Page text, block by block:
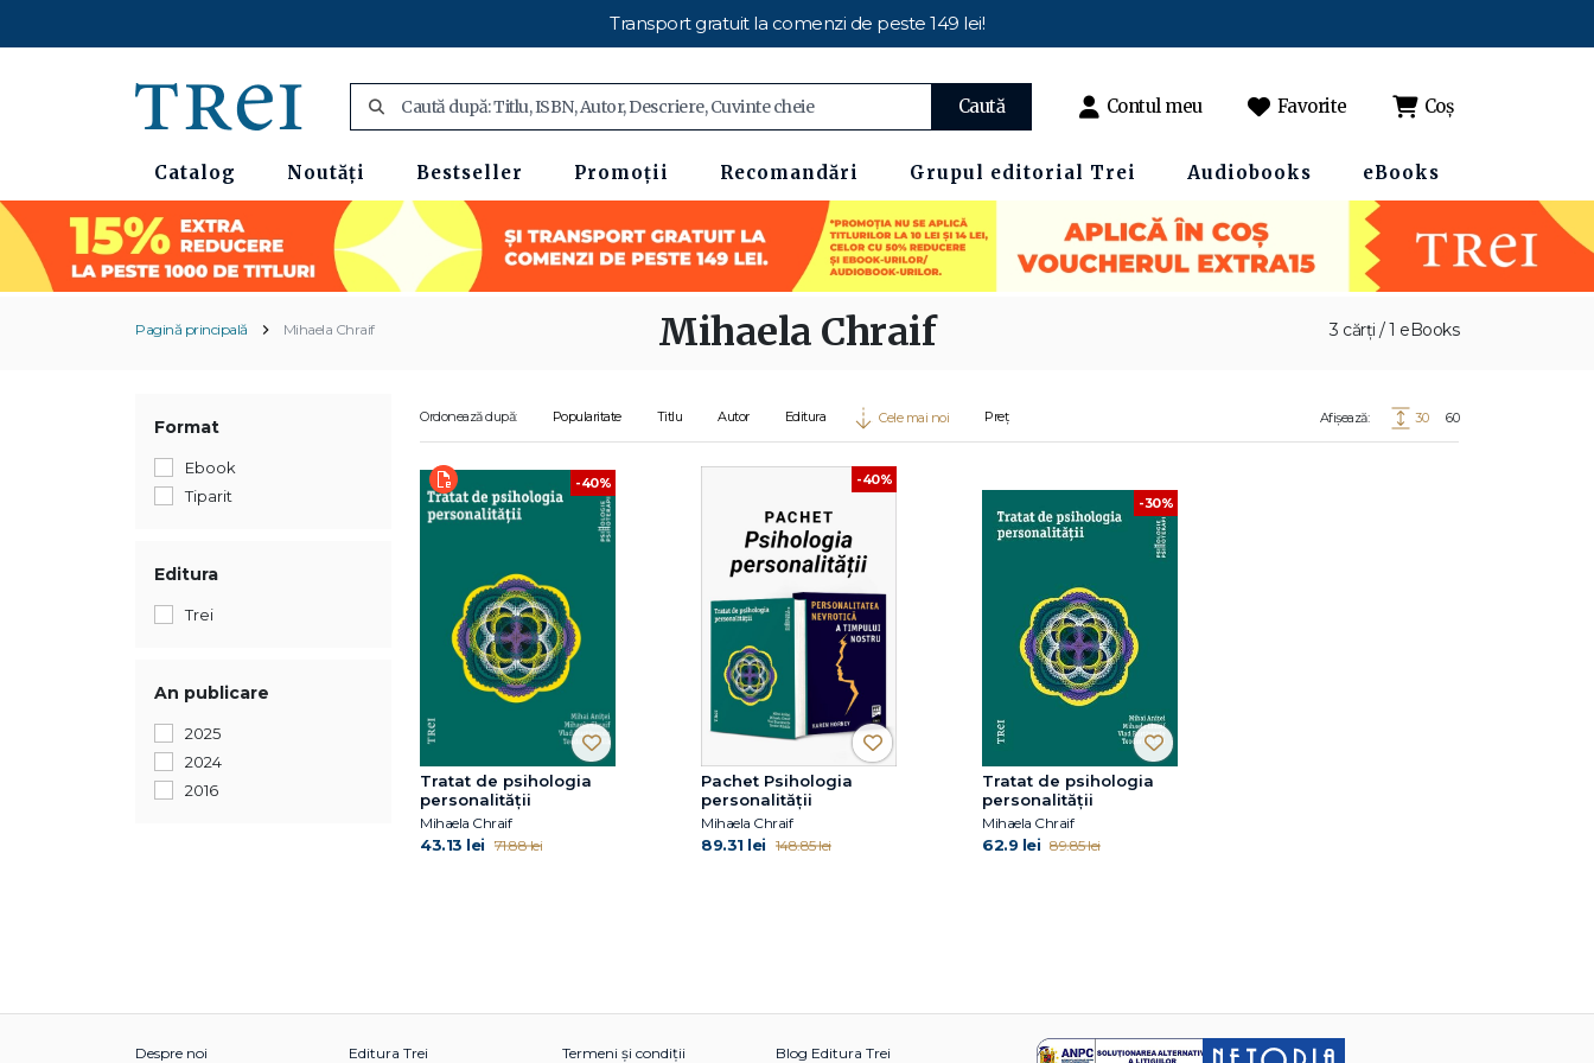
Transport gratuit la comenzi de peste 149 lei!
Caută Contul meu Favorite Coș
Catalog Noutăți Bestseller Promoții Recomandări Grupul editorial Trei Audiobooks eBooks
Pagină principală Mihaela Chraif 3 cărți / 1 eBooks
Mihaela Chraif
Format
Ebook
Tiparit
Editura
Trei
An publicare
2025
2024
2016
Ordonează după: Popularitate Titlu Autor Editura Cele mai noi Preț Afișează: 30 60
-40%
Tratat de psihologia
personalității
Mihaela Chraif
43.13 lei 71.88 lei
-40%
Pachet Psihologia
personalității
Mihaela Chraif
89.31 lei 148.85 lei
-30%
Tratat de psihologia
personalității
Mihaela Chraif
62.9 lei 89.85 lei
Despre noi Editura Trei Termeni și condiții Blog Editura Trei